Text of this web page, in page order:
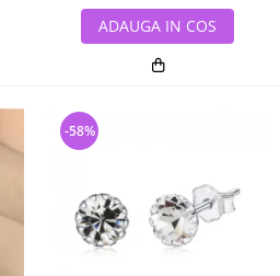
ADAUGA IN COS
-58%